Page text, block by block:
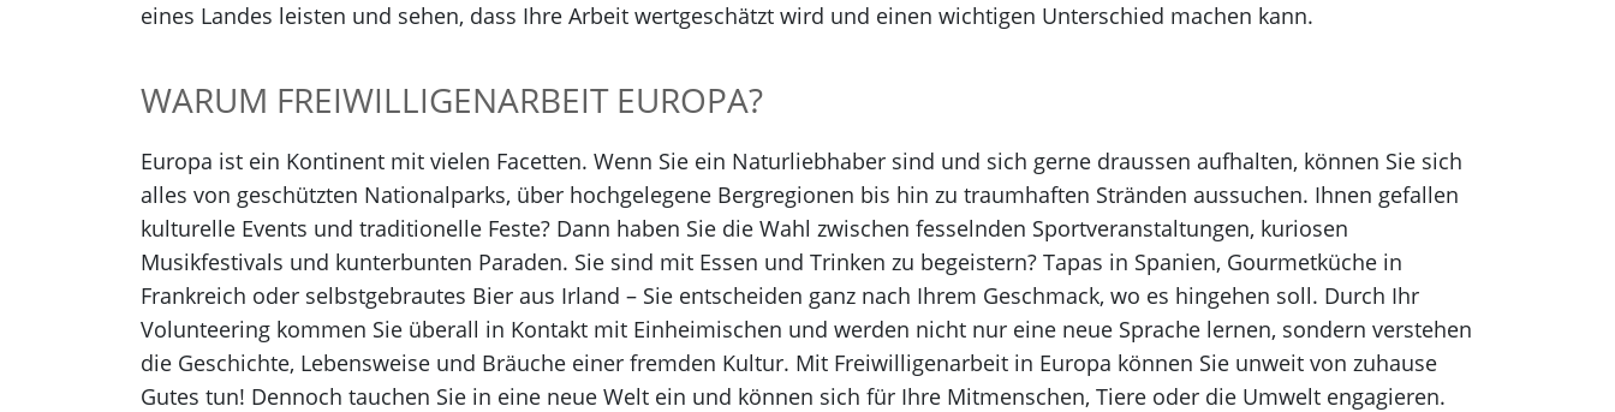
eines Landes leisten und sehen, dass Ihre Arbeit wertgeschätzt wird und einen wichtigen Unterschied machen kann.
WARUM FREIWILLIGENARBEIT EUROPA?
Europa ist ein Kontinent mit vielen Facetten. Wenn Sie ein Naturliebhaber sind und sich gerne draussen aufhalten, können Sie sich
alles von geschützten Nationalparks, über hochgelegene Bergregionen bis hin zu traumhaften Stränden aussuchen. Ihnen gefallen
kulturelle Events und traditionelle Feste? Dann haben Sie die Wahl zwischen fesselnden Sportveranstaltungen, kuriosen
Musikfestivals und kunterbunten Paraden. Sie sind mit Essen und Trinken zu begeistern? Tapas in Spanien, Gourmetküche in
Frankreich oder selbstgebrautes Bier aus Irland – Sie entscheiden ganz nach Ihrem Geschmack, wo es hingehen soll. Durch Ihr
Volunteering kommen Sie überall in Kontakt mit Einheimischen und werden nicht nur eine neue Sprache lernen, sondern verstehen
die Geschichte, Lebensweise und Bräuche einer fremden Kultur. Mit Freiwilligenarbeit in Europa können Sie unweit von zuhause
Gutes tun! Dennoch tauchen Sie in eine neue Welt ein und können sich für Ihre Mitmenschen, Tiere oder die Umwelt engagieren.